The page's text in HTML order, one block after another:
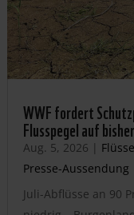
WWF fordert
Flusspegel auf
Aug. 5, 2026 | Flüsse
Presse-Aussendung
Juli-Abflüsse an 90